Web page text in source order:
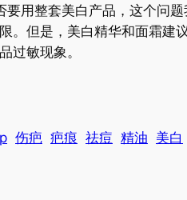
整套美白产品，这个问题
。但是，美白精华和面霜建
过敏现象。
伤疤 疤痕 祛痘 精油 美白